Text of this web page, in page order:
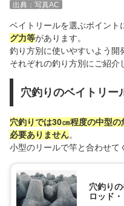
出典：写真AC
ベイトリールを選ぶポイント
グ力等があります。
釣り方別に使いやすいよう開
それぞれの釣り方別にご紹介
穴釣りのベイトリー
穴釣りでは30㎝程度の中型
必要ありません。
小型のリールで竿と合わせて
穴釣り
ロッド